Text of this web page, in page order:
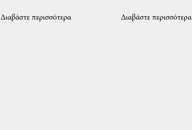
Διαβάστε περισσότερα Διαβάστε περισσότερα